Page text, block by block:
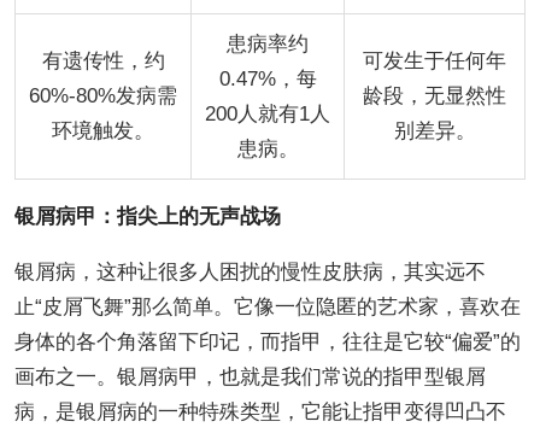
有遗传性，约
60%-80%发病需
环境触发。
患病率约
0.47%，每
200人就有1人
患病。
可发生于任何年
龄段，无显然性
别差异。
银屑病甲：指尖上的无声战场
银屑病，这种让很多人困扰的慢性皮肤病，其实远不
止“皮屑飞舞”那么简单。它像一位隐匿的艺术家，喜欢在
身体的各个角落留下印记，而指甲，往往是它较“偏爱”的
画布之一。银屑病甲，也就是我们常说的指甲型银屑
病，是银屑病的一种特殊类型，它能让指甲变得凹凸不